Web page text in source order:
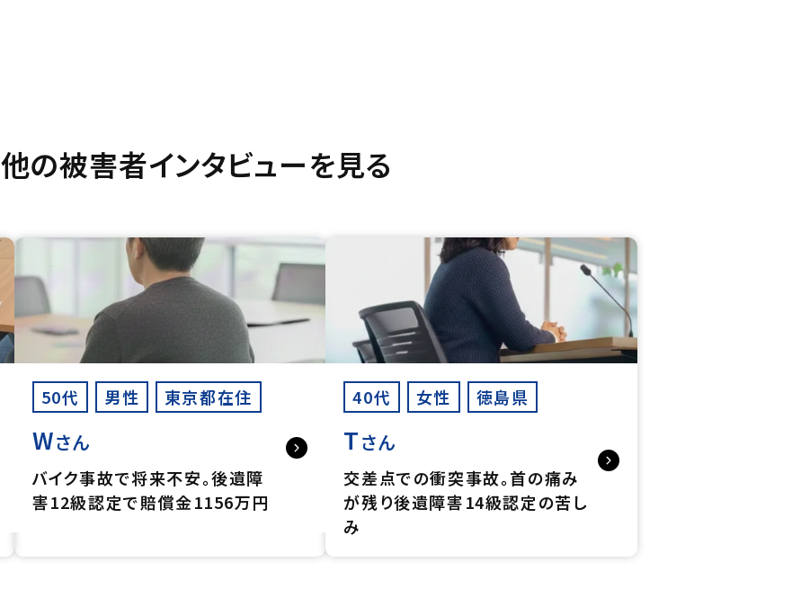
他の被害者インタビューを見る
50代 男性 東京都在住
Wさん
バイク事故で将来不安。後遺障
害12級認定で賠償金1156万円
40代 女性 徳島県
Tさん
交差点での衝突事故。首の痛み
が残り後遺障害14級認定の苦し
み